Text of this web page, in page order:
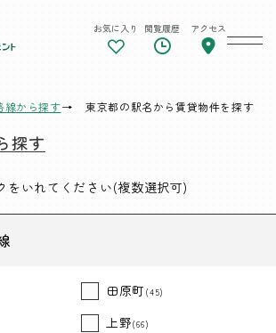
屋物語 お気に入り 閲覧履歴 アクセス
線から探す 東京都の駅名から賃貸物件を探す
探す
をいれてください(複数選択可)
田原町 (45)
上野(66)